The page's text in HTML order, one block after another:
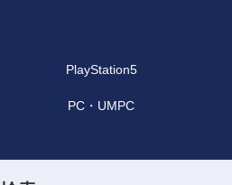
PlayStation5
PC・UMPC